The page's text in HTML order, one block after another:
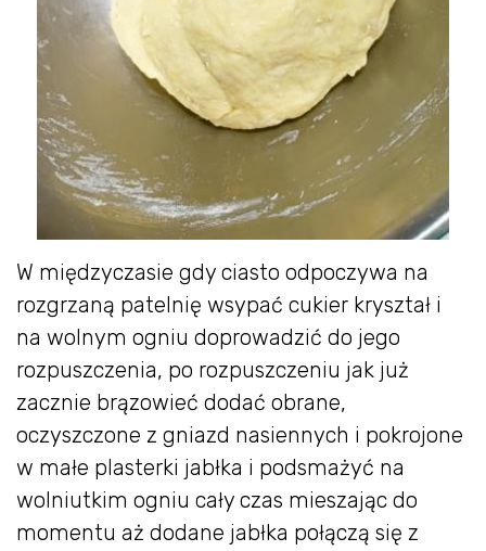
W międzyczasie gdy ciasto odpoczywa na
rozgrzaną patelnię wsypać cukier kryształ i
na wolnym ogniu doprowadzić do jego
rozpuszczenia, po rozpuszczeniu jak już
zacznie brązowieć dodać obrane,
oczyszczone z gniazd nasiennych i pokrojone
w małe plasterki jabłka i podsmażyć na
wolniutkim ogniu cały czas mieszając do
momentu aż dodane jabłka połączą się z